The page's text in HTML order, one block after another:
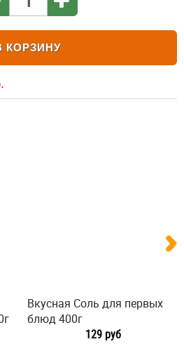
КОРЗИНУ
Вкусная Соль для первых
блюд 400г
129 руб